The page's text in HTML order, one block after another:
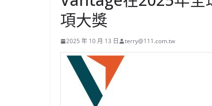
項大獎
2025 年 10 月 13 日 terry@111.com.tw